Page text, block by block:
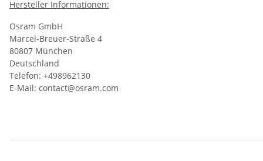
Hersteller Informationen:
Osram GmbH
Marcel-Breuer-Straße 4
80807 München
Deutschland
Telefon: +498962130
E-Mail: contact@osram.com